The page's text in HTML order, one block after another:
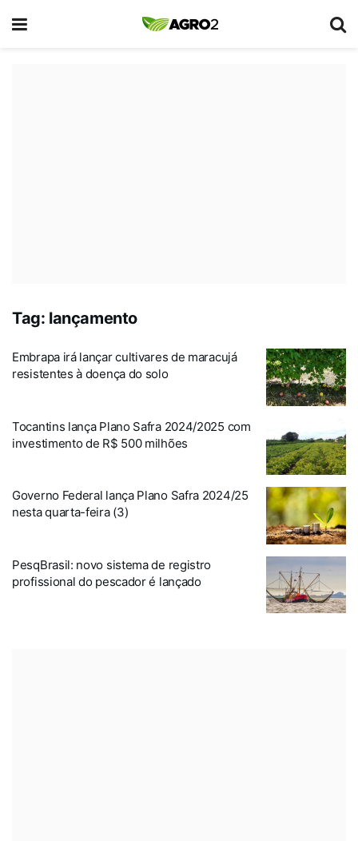
Tag: lançamento
Embrapa irá lançar cultivares de maracujá
resistentes à doença do solo
Tocantins lança Plano Safra 2024/2025 com
investimento de R$ 500 milhões
Governo Federal lança Plano Safra 2024/25
nesta quarta-feira (3)
PesqBrasil: novo sistema de registro
profissional do pescador é lançado